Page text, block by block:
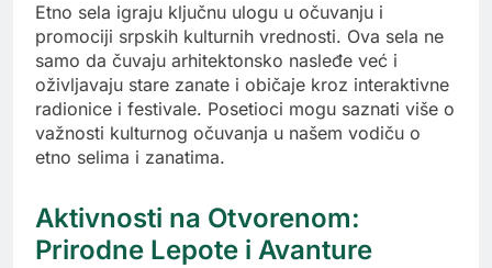
Etno sela igraju ključnu ulogu u očuvanju i
promociji srpskih kulturnih vrednosti. Ova sela ne
samo da čuvaju arhitektonsko nasleđe već i
oživljavaju stare zanate i običaje kroz interaktivne
radionice i festivale. Posetioci mogu saznati više o
važnosti kulturnog očuvanja u našem vodiču o
etno selima i zanatima.
Aktivnosti na Otvorenom:
Prirodne Lepote i Avanture